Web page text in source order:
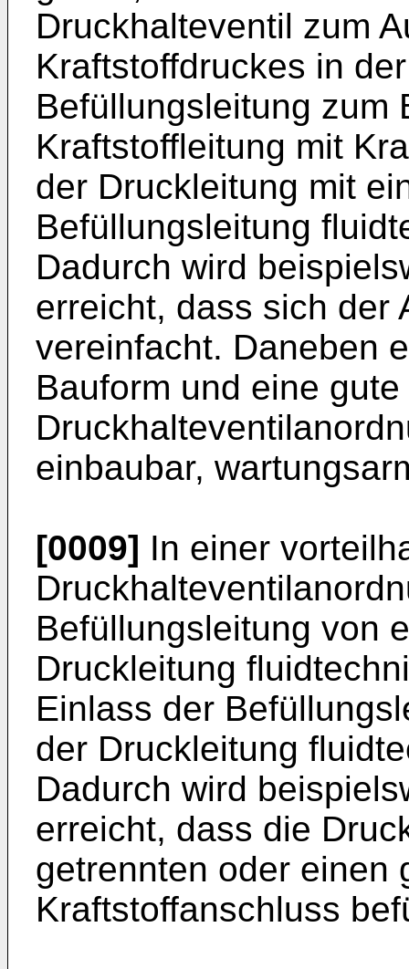
Druckhalteventil zum
Kraftstoffdruckes in
Befüllungsleitung zum
Kraftstoffleitung mit
der Druckleitung mit
Befüllungsleitung
Dadurch wird
erreicht, dass sich der
vereinfacht. Daneben
Bauform und eine
einbaubar,
[0009] In einer
Befüllungsleitung von
Druckleitung
Einlass der
der Druckleitung
Dadurch wird
erreicht, dass die
getrennten oder einen
Kraftstoffanschluss